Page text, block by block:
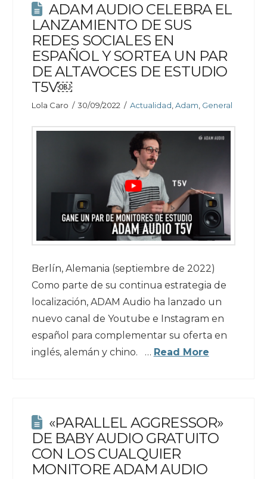
ADAM AUDIO CELEBRA EL
LANZAMIENTO DE SUS
REDES SOCIALES EN
ESPAÑOL Y SORTEA UN PAR
DE ALTAVOCES DE ESTUDIO
T5V￼
Lola Caro 30/09/2022 Actualidad ,Adam General
Berlín, Alemania (septiembre de 2022)
Como parte de su continua estrategia de
localización, ADAM Audio ha lanzado un
nuevo canal de Youtube e Instagram en
español para complementar su oferta en
inglés, alemán y chino. … Read More
«PARALLEL AGGRESSOR»
DE BABY AUDIO GRATUITO
CON LOS CUALQUIER
MONITORE ADAM AUDIO